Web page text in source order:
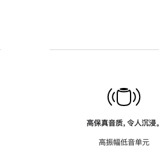
高保真音质，令人沉浸。
高振幅低音单元